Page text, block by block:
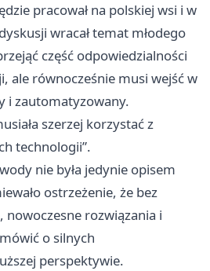
pracował na polskiej wsi i w
wracał temat młodego
część odpowiedzialności
ale równocześnie musi wejść w
i zautomatyzowany.
szerzej korzystać z
technologii”.
nie była jedynie opisem
ostrzeżenie, że bez
nowoczesne rozwiązania i
o silnych
perspektywie.